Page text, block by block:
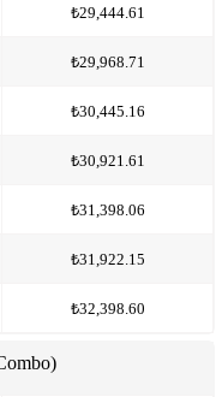
₺29,444.61
₺29,968.71
₺30,445.16
₺30,921.61
₺31,398.06
₺31,922.15
₺32,398.60